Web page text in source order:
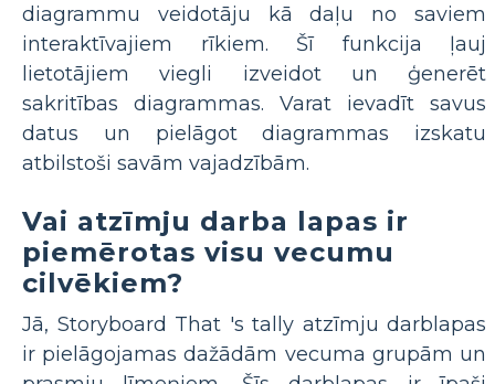
diagrammu veidotāju kā daļu no saviem
interaktīvajiem rīkiem. Šī funkcija ļauj
lietotājiem viegli izveidot un ģenerēt
sakritības diagrammas. Varat ievadīt savus
datus un pielāgot diagrammas izskatu
atbilstoši savām vajadzībām.
Vai atzīmju darba lapas ir
piemērotas visu vecumu
cilvēkiem?
Jā, Storyboard That 's tally atzīmju darblapas
ir pielāgojamas dažādām vecuma grupām un